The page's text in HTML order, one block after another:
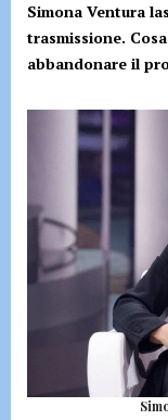
Simona Ventura
trasmissione.
abbandonare il